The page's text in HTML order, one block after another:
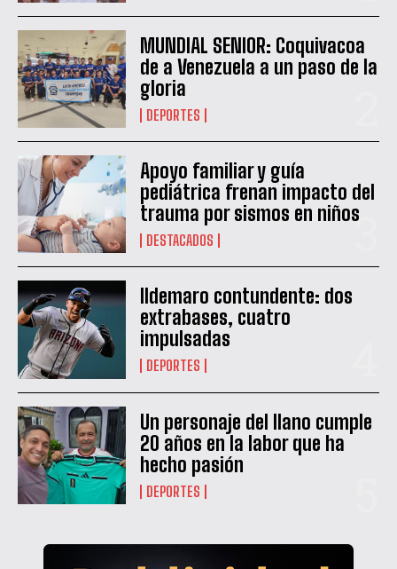
MUNDIAL SENIOR: Coquivacoa
de a Venezuela a un paso de la
gloria
DEPORTES
Apoyo familiar y guía
pediátrica frenan impacto del
trauma por sismos en niños
DESTACADOS
Ildemaro contundente: dos
extrabases, cuatro
impulsadas
DEPORTES
Un personaje del llano cumple
20 años en la labor que ha
hecho pasión
DEPORTES